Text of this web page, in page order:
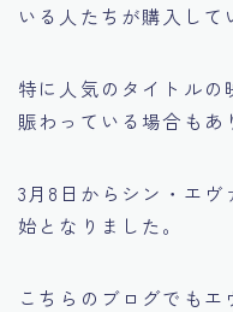
いる人たちが購入して
特に人気のタイトルの
賑わっている場合も
3月8日からシン・エ
始となりました。
こちらのブログでも